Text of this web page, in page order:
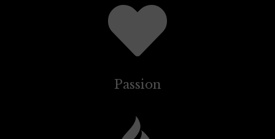

Passion